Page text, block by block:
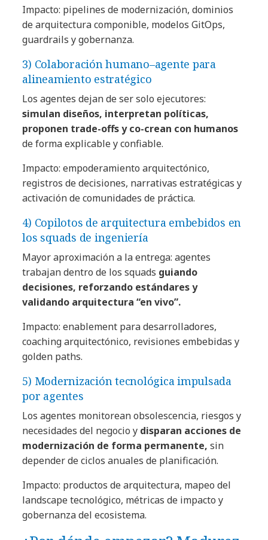
Impacto: pipelines de modernización, dominios
de arquitectura componible, modelos GitOps,
guardrails y gobernanza.
3) Colaboración humano–agente para
alineamiento estratégico
Los agentes dejan de ser solo ejecutores:
simulan diseños, interpretan políticas,
proponen trade-offs y co-crean con humanos
de forma explicable y confiable.
Impacto: empoderamiento arquitectónico,
registros de decisiones, narrativas estratégicas y
activación de comunidades de práctica.
4) Copilotos de arquitectura embebidos en
los squads de ingeniería
Mayor aproximación a la entrega: agentes
trabajan dentro de los squads guiando
decisiones, reforzando estándares y
validando arquitectura “en vivo”.
Impacto: enablement para desarrolladores,
coaching arquitectónico, revisiones embebidas y
golden paths.
5) Modernización tecnológica impulsada
por agentes
Los agentes monitorean obsolescencia, riesgos y
necesidades del negocio y disparan acciones de
modernización de forma permanente, sin
depender de ciclos anuales de planificación.
Impacto: productos de arquitectura, mapeo del
landscape tecnológico, métricas de impacto y
gobernanza del ecosistema.